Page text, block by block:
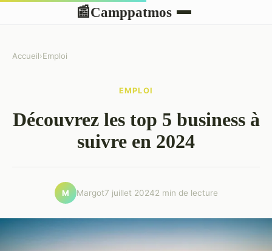
📰Camppatmos
Accueil›Emploi
EMPLOI
Découvrez les top 5 business à
suivre en 2024
M Margot7 juillet 20242 min de lecture